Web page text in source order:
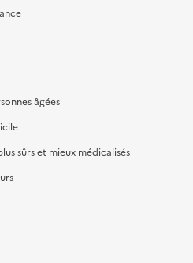
âgées
sûrs et mieux médicalisés